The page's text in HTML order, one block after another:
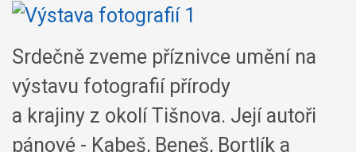
Srdečně zveme příznivce umění na
výstavu fotografií přírody
a krajiny z okolí Tišnova. Její autoři
pánové - Kabeš, Beneš, Bortlík a